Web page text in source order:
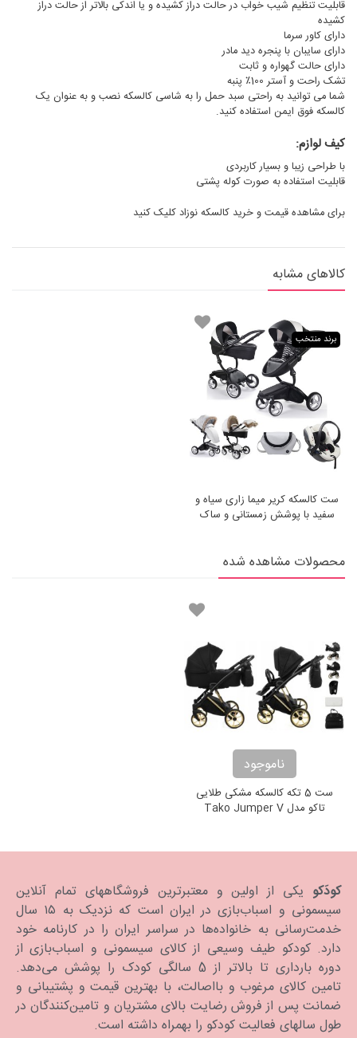
قابلیت تنظیم شیب خواب در حالت دراز کشیده و یا اندکی بالاتر از حالت دراز
کشیده
دارای کاور سرما
دارای سایبان با پنجره دید مادر
دارای حالت گهواره و ثابت
تشک راحت و آستر 100٪ پنبه
شما می توانید به راحتی سبد حمل را به شاسی کالسکه نصب و به عنوان یک
کالسکه فوق ایمن استفاده کنید.
کیف لوازم:
با طراحی زیبا و بسیار کاربردی
قابلیت استفاده به صورت کوله پشتی
برای مشاهده قیمت و خرید کالسکه نوزادکلیک کنید
کالاهای مشابه
برند منتخب
ست کالسکه کریر میما زاری سیاه و
سفید با پوشش زمستانی و ساک
محصولات مشاهده شده
ناموجود
ست 5 تکه کالسکه مشکی طلایی
تاکو مدل Tako Jumper V
کودَکو یکی از اولین و معتبرترین فروشگاههای تمام آنلاین
سیسمونی و اسباب‌بازی در ایران است که نزدیک به ۱۵ سال
خدمت‌رسانی به خانواده‌ها در سراسر ایران را در کارنامه خود
دارد. كودكو طیف وسیعی از کالای سیسمونی و اسباب‌بازی از
دوره بارداری تا بالاتر از 5 سالگی کودک را پوشش می‌دهد.
تامین کالای مرغوب و بااصالت، با بهترین قیمت و پشتیبانی و
ضمانت پس از فروش رضایت بالای مشتریان و تامین‌کنندگان در
طول سالهای فعالیت کودکو را بهمراه داشته است.